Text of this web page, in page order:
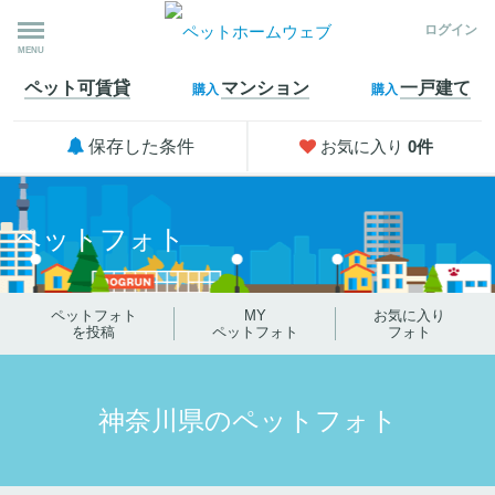
MENU
ログイン
ペット可賃貸 購入 マンション 購入 一戸建て
保存した条件 お気に入り 0件
ペットフォト
ペットフォト
を投稿
MY
ペットフォト
お気に入り
フォト
神奈川県のペットフォト